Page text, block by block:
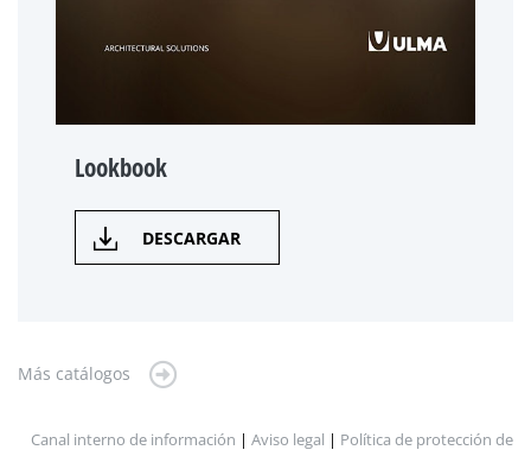
Lookbook
DESCARGAR
Más catálogos
Canal interno de información | Aviso legal | Política de protección de